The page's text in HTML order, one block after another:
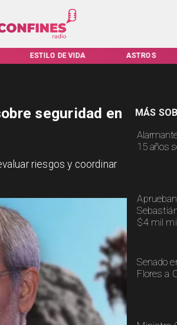
ESTILO DE VIDA ASTROS
15 años
$4 mil
Senado
Flores a
MÁS
seguridad en
riesgos y coordinar